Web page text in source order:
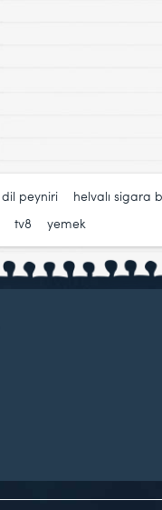
dil peyniri helvalı sigara
tv8 yemek